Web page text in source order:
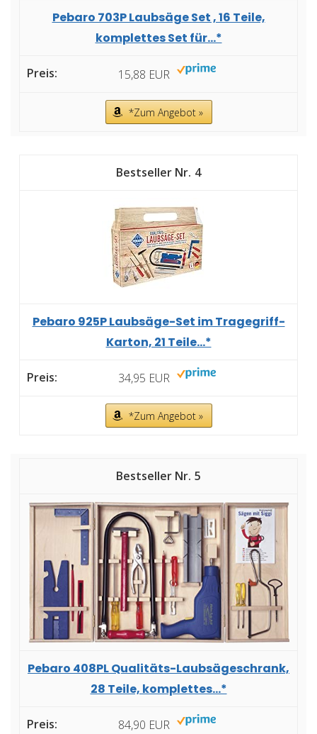
Pebaro 703P Laubsäge Set , 16 Teile,
komplettes Set für...*
15,88 EUR
*Zum Angebot »
4
Pebaro 925P Laubsäge-Set im Tragegriff-
Karton, 21 Teile...*
34,95 EUR
*Zum Angebot »
5
Pebaro 408PL Qualitäts-Laubsägeschrank,
28 Teile, komplettes...*
84,90 EUR